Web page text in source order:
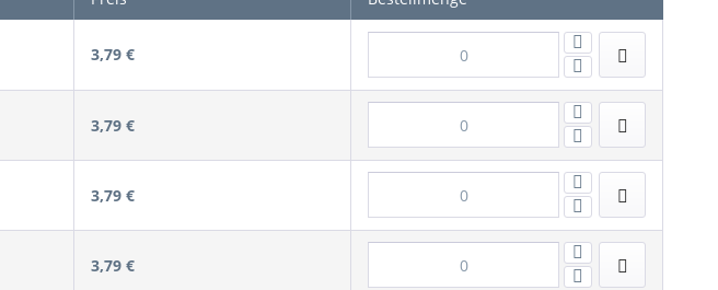
3,79 €
3,79 €
3,79 €
3,79 €